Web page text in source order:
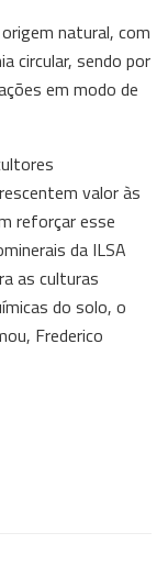
natural, com
circular, sendo por
em modo de
valor às
reforçar esse
da ILSA
as culturas
do solo, o
Frederico